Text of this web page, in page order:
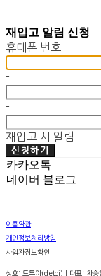
재입고 알림 신청
휴대폰 번호
-
-
재입고 시 알림
신청하기
카카오톡
네이버 블로그
이용약관
개인정보처리방침
사업자정보확인
상호: 드투아(detoi) | 대표: 차